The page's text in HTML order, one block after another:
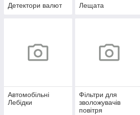
Детектори валют Лещата
Автомобільні
Лебідки
Фільтри для
зволожувачів
повітря